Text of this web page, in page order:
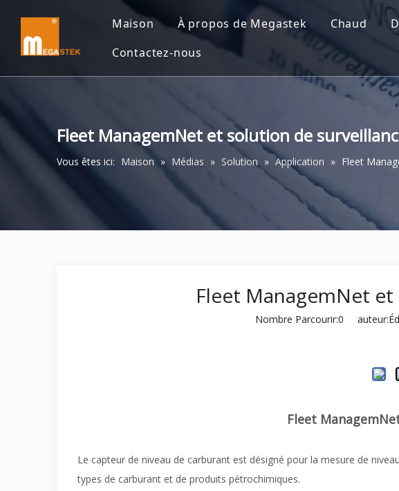
Maison À propos de Megastek Chaud
Contactez-nous
Fleet ManagemNet et solution de
Vous êtes ici: Maison » Médias » Solution » Application » Fleet
Fleet ManagemNet
Nombre Parcourir:0
Fleet
Le capteur de niveau de carburant est désigné pour la mesure de
types de carburant et de produits pétrochimiques.